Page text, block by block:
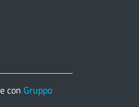
con Gruppo